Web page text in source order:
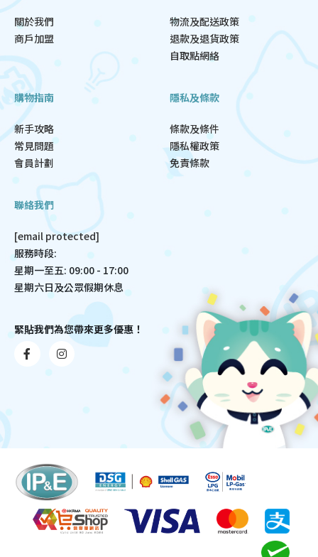
關於我們
商戶加盟
物流及配送政策
退款及退貨政策
自取點網絡
購物指南
新手攻略
常見問題
會員計劃
隱私及條款
條款及條件
隱私權政策
免責條款
聯絡我們
[email protected]
服務時段:
星期一至五: 09:00 - 17:00
星期六日及公眾假期休息
緊貼我們為您帶來更多優惠！